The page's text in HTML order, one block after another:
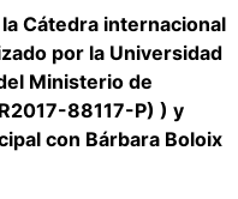
Cátedra internacional
por la Universidad
Ministerio de
88117-P) ) y
con Bárbara Boloix